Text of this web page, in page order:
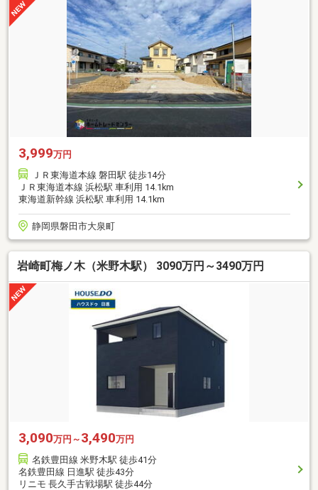
3,999万円
ＪＲ東海道本線 磐田駅 徒歩14分
ＪＲ東海道本線 浜松駅 車利用 14.1km
東海道新幹線 浜松駅 車利用 14.1km
静岡県磐田市大泉町
岩崎町梅ノ木（米野木駅） 3090万円～3490万円
3,090万円～ 3,490万円
名鉄豊田線 米野木駅 徒歩41分
名鉄豊田線 日進駅 徒歩43分
リニモ 長久手古戦場駅 徒歩44分